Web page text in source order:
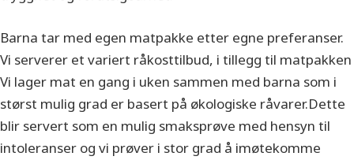
Barna tar med egen matpakke etter egne preferanser.
Vi serverer et variert råkosttilbud, i tillegg til matpakken
Vi lager mat en gang i uken sammen med barna som i
størst mulig grad er basert på økologiske råvarer.Dette
blir servert som en mulig smaksprøve med hensyn til
intoleranser og vi prøver i stor grad å imøtekomme